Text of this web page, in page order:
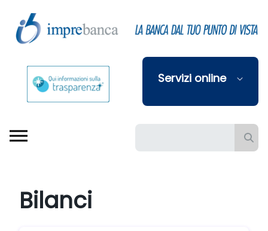
Skip to Main Content
Servizi online
Barra di ricerca
Bilanci